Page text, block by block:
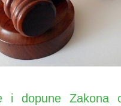
i dopune Zakona